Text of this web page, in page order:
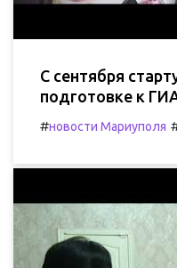
С сентября
подготовке к
#новости Мариуполя